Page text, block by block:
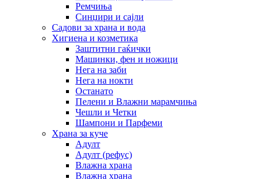
Ремчиња
Синџири и сајли
Садови за храна и вода
Хигиена и козметика
Заштитни гаќички
Машинки, фен и ножици
Нега на заби
Нега на нокти
Останато
Пелени и Влажни марамчиња
Чешли и Четки
Шампони и Парфеми
Храна за куче
Адулт
Адулт (рефус)
Влажна храна
Влажна храна